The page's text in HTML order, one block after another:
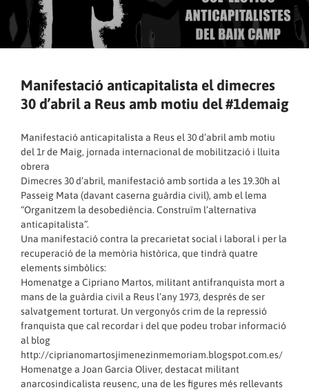
Manifestació anticapitalista el dimecres
30 d’abril a Reus amb motiu del #1demaig
Manifestació anticapitalista a Reus el 30 d’abril amb motiu
del 1r de Maig, jornada internacional de mobilització i lluita
obrera
Dimecres 30 d’abril, manifestació amb sortida a les 19.30h al
Passeig Mata (davant caserna guàrdia civil), amb el lema
“Organitzem la desobediència. Construïm l’alternativa
anticapitalista”.
Una manifestació contra la precarietat social i laboral i per la
recuperació de la memòria històrica, que tindrà quatre
elements simbòlics:
Homenatge a Cipriano Martos, militant antifranquista mort a
mans de la guàrdia civil a Reus l’any 1973, després de ser
salvatgement torturat. Un vergonyós crim de la repressió
franquista que cal recordar i del que podeu trobar informació
al blog
http://ciprianomartosjimenezinmemoriam.blogspot.com.es/
Homenatge a Joan Garcia Oliver, destacat militant
anarcosindicalista reusenc, una de les figures més rellevants